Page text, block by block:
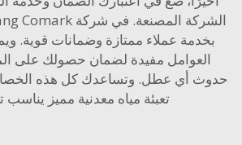
عملاء ممتازة وضمانات قوية. ويمكن
مفيدة لضمان حصولك على
أي عطل. وتساعدك كل هذه الخصائص في
تعبئة مياه معدنية مميز يناسب